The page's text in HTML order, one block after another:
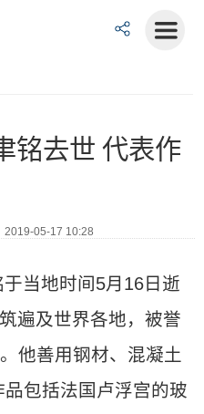
铭去世 代表作
05-17 10:28
当地时间5月16日逝
遍及世界各地，被誉
他善用钢材、混凝土
包括法国卢浮宫的玻